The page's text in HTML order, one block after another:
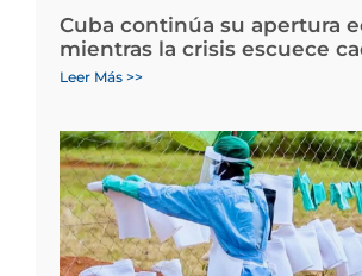
Cuba continúa su apertura
mientras la crisis escuece
Leer Más >>